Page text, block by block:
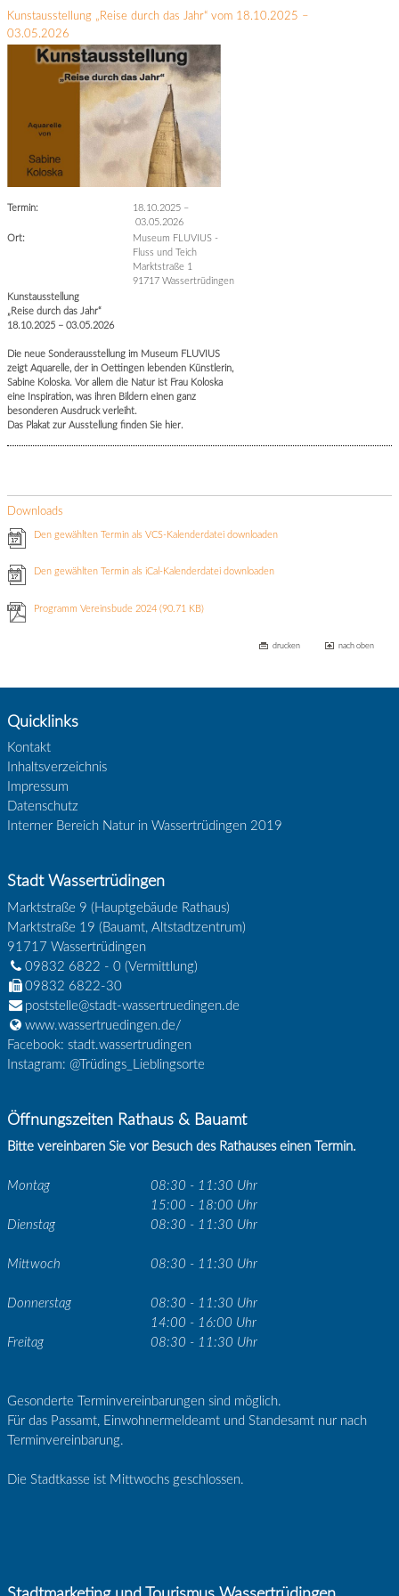
Kunstausstellung „Reise durch das Jahr“ vom 18.10.2025 –
03.05.2026
Termin: 18.10.2025 –
03.05.2026
Ort:
Museum FLUVIUS -
Fluss und Teich
Marktstraße 1
91717 Wassertrüdingen
Kunstausstellung
„Reise durch das Jahr“
18.10.2025 – 03.05.2026
Die neue Sonderausstellung im Museum FLUVIUS
zeigt Aquarelle, der in Oettingen lebenden Künstlerin,
Sabine Koloska. Vor allem die Natur ist Frau Koloska
eine Inspiration, was ihren Bildern einen ganz
besonderen Ausdruck verleiht.
Das Plakat zur Ausstellung finden Sie hier.
Downloads
Den gewählten Termin als VCS-Kalenderdatei downloaden
Den gewählten Termin als iCal-Kalenderdatei downloaden
Programm Vereinsbude 2024(90.71 KB)
drucken nach oben
Quicklinks
Kontakt
Inhaltsverzeichnis
Impressum
Datenschutz
Interner Bereich Natur in Wassertrüdingen 2019
Stadt Wassertrüdingen
Marktstraße 9 (Hauptgebäude Rathaus)
Marktstraße 19 (Bauamt, Altstadtzentrum)
91717 Wassertrüdingen
09832 6822 - 0(Vermittlung)
09832 6822-30
poststelle@stadt-wassertruedingen.de
www.wassertruedingen.de/
Facebook: stadt.wassertrudingen
Instagram: @Trüdings_Lieblingsorte
Öffnungszeiten Rathaus & Bauamt
Bitte vereinbaren Sie vor Besuch des Rathauses einen Termin.
Montag
08:30 - 11:30 Uhr
15:00 - 18:00 Uhr
Dienstag
08:30 - 11:30 Uhr
Mittwoch 08:30 - 11:30 Uhr
Donnerstag
08:30 - 11:30 Uhr
14:00 - 16:00 Uhr
Freitag
08:30 - 11:30 Uhr
Gesonderte Terminvereinbarungen sind möglich.
Für das Passamt, Einwohnermeldeamt und Standesamt nur nach
Terminvereinbarung.
Die Stadtkasse ist Mittwochs geschlossen.